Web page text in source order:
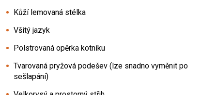
Kůží lemovaná stélka
Všitý jazyk
Polstrovaná opěrka kotníku
Tvarovaná pryžová podešev (lze snadno vyměnit po
sešlapání)